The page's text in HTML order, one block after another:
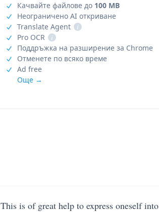
Качвайте файлове до 100 MB
Неограничено AI откриване
Translate Agent
i
Pro OCR
i
Поддръжка на разширение за Chrome
Отменете по всяко време
Ad free
Още →
This is of great help to express oneself into